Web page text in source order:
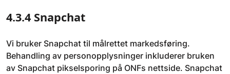
4.3.4 Snapchat
Vi bruker Snapchat til målrettet markedsføring.
Behandling av personopplysninger inkluderer bruken
av Snapchat pikselsporing på ONFs nettside. Snapchat